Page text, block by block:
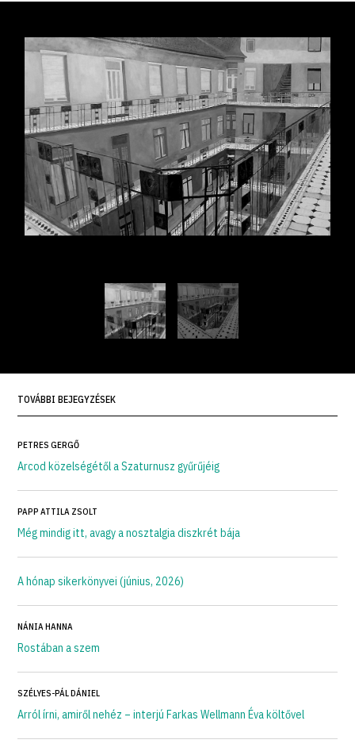
TOVÁBBI BEJEGYZÉSEK
PETRES GERGŐ
Arcod közelségétől a Szaturnusz gyűrűjéig
PAPP ATTILA ZSOLT
Még mindig itt, avagy a nosztalgia diszkrét bája
A hónap sikerkönyvei (június, 2026)
NÁNIA HANNA
Rostában a szem
SZÉLYES-PÁL DÁNIEL
Arról írni, amiről nehéz – interjú Farkas Wellmann Éva költővel